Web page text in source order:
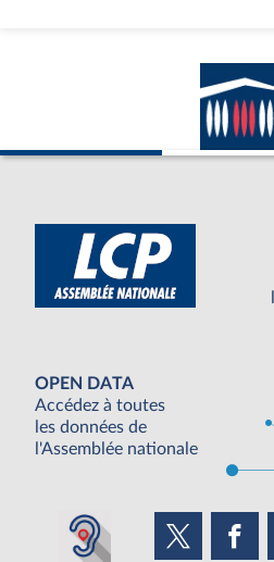
OPEN DATA
Accédez à toutes
les données de
l'Assemblée nationale